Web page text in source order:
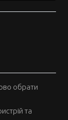
обрати
та